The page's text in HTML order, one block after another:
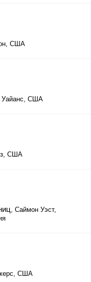
США
Уайанс, США
США
, Саймон Уэст,
США